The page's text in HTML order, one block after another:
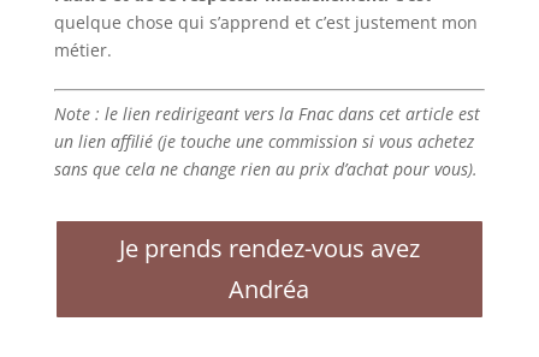
quelque chose qui s’apprend et c’est justement mon
métier.
Note : le lien redirigeant vers la Fnac dans cet article est
un lien affilié (je touche une commission si vous achetez
sans que cela ne change rien au prix d’achat pour vous).
Je prends rendez-vous avez
Andréa